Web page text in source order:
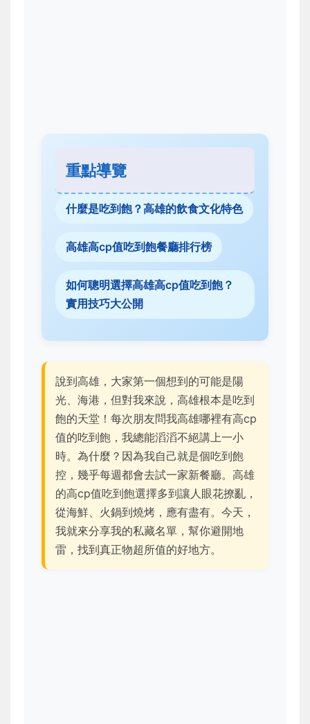
重點導覽
什麼是吃到飽？高雄的飲食文化特色
高雄高cp值吃到飽餐廳排行榜
如何聰明選擇高雄高cp值吃到飽？
實用技巧大公開
說到高雄，大家第一個想到的可能是陽
光、海港，但對我來說，高雄根本是吃到
飽的天堂！每次朋友問我高雄哪裡有高cp
值的吃到飽，我總能滔滔不絕講上一小
時。為什麼？因為我自己就是個吃到飽
控，幾乎每週都會去試一家新餐廳。高雄
的高cp值吃到飽選擇多到讓人眼花撩亂，
從海鮮、火鍋到燒烤，應有盡有。今天，
我就來分享我的私藏名單，幫你避開地
雷，找到真正物超所值的好地方。